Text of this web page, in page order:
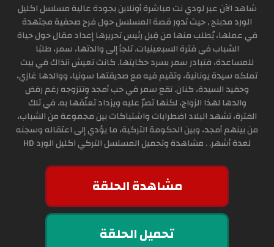
شاهد الآن عبر لودي نت مباشرة أونلاين بجودة عالية مسلسل اكليل
الورد مدبلج , حيث تدور قصة المسلسل حول فرح صحفية مجتهدة
في عملها، يُطلب منها من قِبل رئيس تحريرها إعداد مقال حول حياة
الشباب في فترة السبعينيات. تلجأ إلى والدتها، سمر، طلبًا
للمساعدة، فتبادر سمر بسرد حكايتها. كانت تعيش آنذاك في بيت
تملكه سيدة يونانية، وتقيم فيه مع صديقتها سونيا، ووالدها غازي،
وحفيد السيدة، كنان. تقع سمر في حب أمجد وتتزوجه رغم رفض
والدها لهذا الزواج، لكنها تصرّ عليه ويزداد تعلّقها به. في تلك
الفترة، تشهد البلاد اضطرابات واشتباكات بين مجموعة من الشباب،
من بينهم أمجد، وبين الحكومة التركية، ما يؤدي إلى اعتقاله وسجنه
لعدة أشهر. . مشاهدة وتحميل المسلسل التركي اكليل الورد HD
مشاهدة الحلقة
تحميل الحلقة